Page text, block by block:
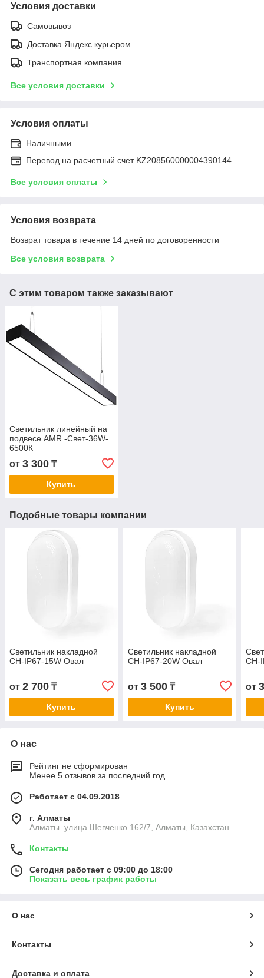
Условия доставки
Самовывоз
Доставка Яндекс курьером
Транспортная компания
Все условия доставки
Условия оплаты
Наличными
Перевод на расчетный счет KZ208560000004390144
Все условия оплаты
Условия возврата
Возврат товара в течение 14 дней по договоренности
Все условия возврата
С этим товаром также заказывают
Светильник линейный на
подвесе AMR -Свет-36W-
6500К
от 3 300 ₸
Купить
Подобные товары компании
Светильник накладной
СН-IP67-15W Овал
от 2 700 ₸
Купить
Светильник накладной
СН-IP67-20W Овал
от 3 500₸
Купить
СН-
от
О нас
Рейтинг не сформирован
Менее 5 отзывов за последний год
Работает с 04.09.2018
г. Алматы
Алматы. улица Шевченко 162/7, Алматы, Казахстан
Контакты
Сегодня работает с 09:00 до 18:00
Показать весь график работы
О нас
Контакты
Доставка и оплата